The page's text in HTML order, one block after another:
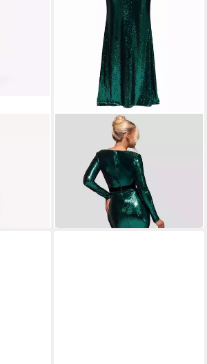
Maxikleid Liquid Sequin
Corsage Maxi
199,75 € UVP 235,00 €
in 4-5 Werktagen bei dir